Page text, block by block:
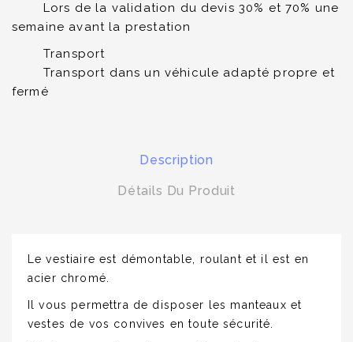
Lors de la validation du devis 30% et 70% une
semaine avant la prestation
Transport
Transport dans un véhicule adapté propre et
fermé
Description
Détails Du Produit
Le vestiaire est démontable, roulant et il est en
acier chromé.
Il vous permettra de disposer les manteaux et
vestes de vos convives en toute sécurité.